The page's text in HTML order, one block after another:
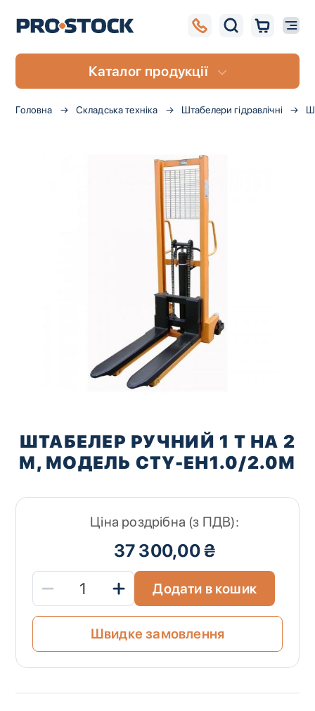
Головна Складська техніка Штабелери гідравлічні
до
початку
галереї
ШТАБЕЛЕР РУЧНИЙ 1 Т НА 2
М, МОДЕЛЬ CTY-EН1.0/2.0М
Ціна роздрібна (з ПДВ):
37 300,00 ₴
Додати в кошик
Швидке замовлення
Каталог продукції